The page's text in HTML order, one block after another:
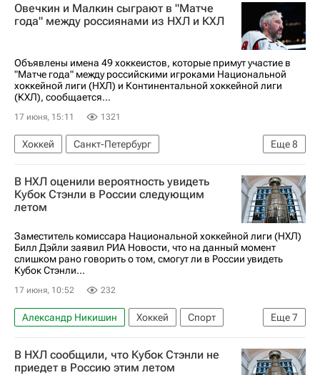
Петр Кочетков
Госдума РФ
Кубок Стэнли
Андрей Свечников
Каролина Харрикейнз
Вегас Голден Найтс
Национальная хоккейная лига (НХЛ)
Овечкин и Малкин сыграют в "Матче
года" между россиянами из НХЛ и КХЛ
Объявлены имена 49 хоккеистов, которые примут участие в
"Матче года" между российскими игроками Национальной
хоккейной лиги (НХЛ) и Континентальной хоккейной лиги
(КХЛ), сообщается...
17 июня, 15:11 1321
Еще8
Хоккей
Санкт-Петербург
Александр Овечкин
Евгений Малкин
Артемий Панарин
Авангард
Лос-Анджелес Кингз
СКА (Санкт-Петербург)
Национальная хоккейная лига (НХЛ)
КХЛ 2025-2026
В НХЛ оценили вероятность увидеть
Кубок Стэнли в России следующим
летом
Заместитель комиссара Национальной хоккейной лиги (НХЛ)
Билл Дэйли заявил РИА Новости, что на данный момент
слишком рано говорить о том, смогут ли в России увидеть
Кубок Стэнли...
17 июня, 10:52 232
Еще7
Александр Никишин Хоккей
Спорт
Россия
Билл Дэйли
Петр Кочетков
Кубок Стэнли
Андрей Свечников
В НХЛ сообщили, что Кубок Стэнли не
приедет в Россию этим летом